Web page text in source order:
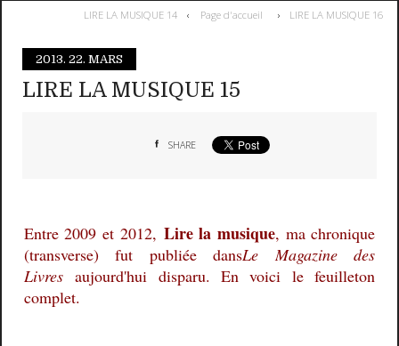
LIRE LA MUSIQUE 14 Page d'accueil LIRE LA MUSIQUE 16
2013. 22. MARS
LIRE LA MUSIQUE 15
SHARE
Entre 2009 et 2012, Lire la musique, ma chronique
(transverse) fut publiée dansLe Magazine des
Livresaujourd'hui disparu. En voici le feuilleton
complet.